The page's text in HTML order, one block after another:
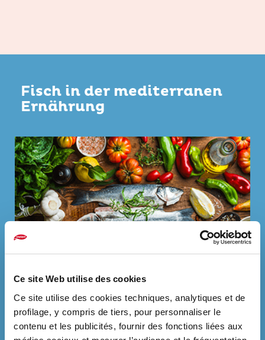
Ce site Web utilise des cookies
Ce site utilise des cookies techniques, analytiques et de
profilage, y compris de tiers, pour personnaliser le
contenu et les publicités, fournir des fonctions liées aux
Fisch in der mediterranen
Ernährung
einem aktiven Lebensstil, eine wichtige Rolle bei der
Vorbeugung von Krankheiten.
MEHR ERFAHREN